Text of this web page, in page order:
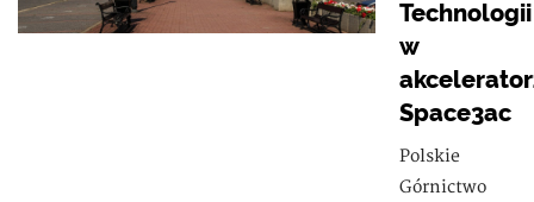
Technologii
w
Space3ac
Polskie
Górnictwo